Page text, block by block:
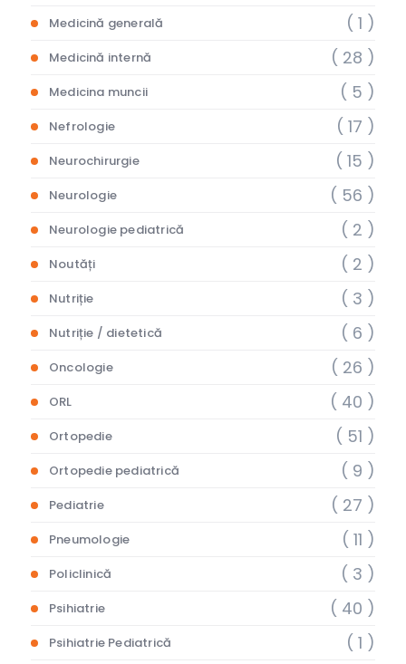
Medicină generală ( 1 )
Medicină internă ( 28 )
Medicina muncii ( 5 )
Nefrologie ( 17 )
Neurochirurgie ( 15 )
Neurologie ( 56 )
Neurologie pediatrică ( 2 )
Noutăți ( 2 )
Nutriție ( 3 )
Nutriție / dietetică ( 6 )
Oncologie ( 26 )
ORL ( 40 )
Ortopedie ( 51 )
Ortopedie pediatrică ( 9 )
Pediatrie ( 27 )
Pneumologie ( 11 )
Policlinică ( 3 )
Psihiatrie ( 40 )
Psihiatrie Pediatrică ( 1 )